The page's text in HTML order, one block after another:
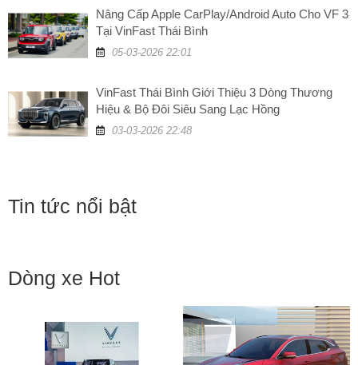
Tin tức nổi bật
Dòng xe Hot
Nâng Cấp Apple CarPlay/Android Auto Cho VF 3
Tại VinFast Thái Bình
05-03-2026 22:01
VinFast Thái Bình Giới Thiệu 3 Dòng Thương
Hiệu & Bộ Đôi Siêu Sang Lạc Hồng
03-03-2026 22:48